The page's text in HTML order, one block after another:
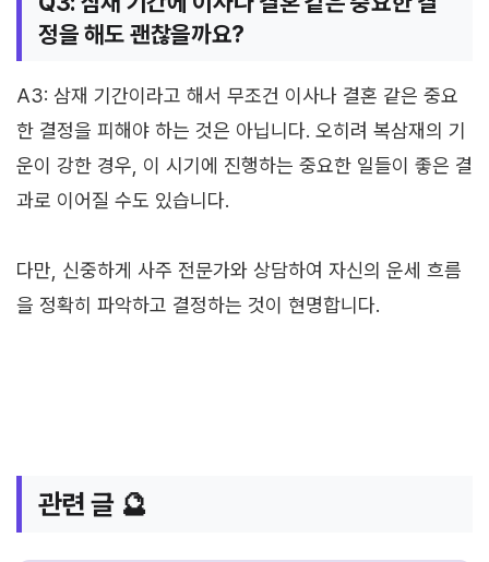
정을 해도 괜찮을까요?
A3: 삼재 기간이라고 해서 무조건 이사나 결혼 같은 중요
한 결정을 피해야 하는 것은 아닙니다. 오히려 복삼재의 기
운이 강한 경우, 이 시기에 진행하는 중요한 일들이 좋은 결
과로 이어질 수도 있습니다.
다만, 신중하게 사주 전문가와 상담하여 자신의 운세 흐름
을 정확히 파악하고 결정하는 것이 현명합니다.
관련 글 🔮